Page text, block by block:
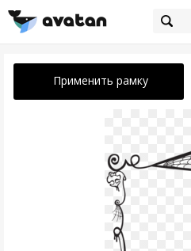
Применить рамку